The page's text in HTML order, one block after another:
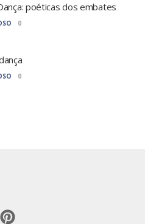
poéticas dos embates
0
0